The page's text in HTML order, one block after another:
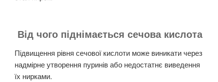
Від чого піднімається сечова кислота
Підвищення рівня сечової кислоти може виникати через
надмірне утворення пуринів або недостатнє виведення
їх нирками.